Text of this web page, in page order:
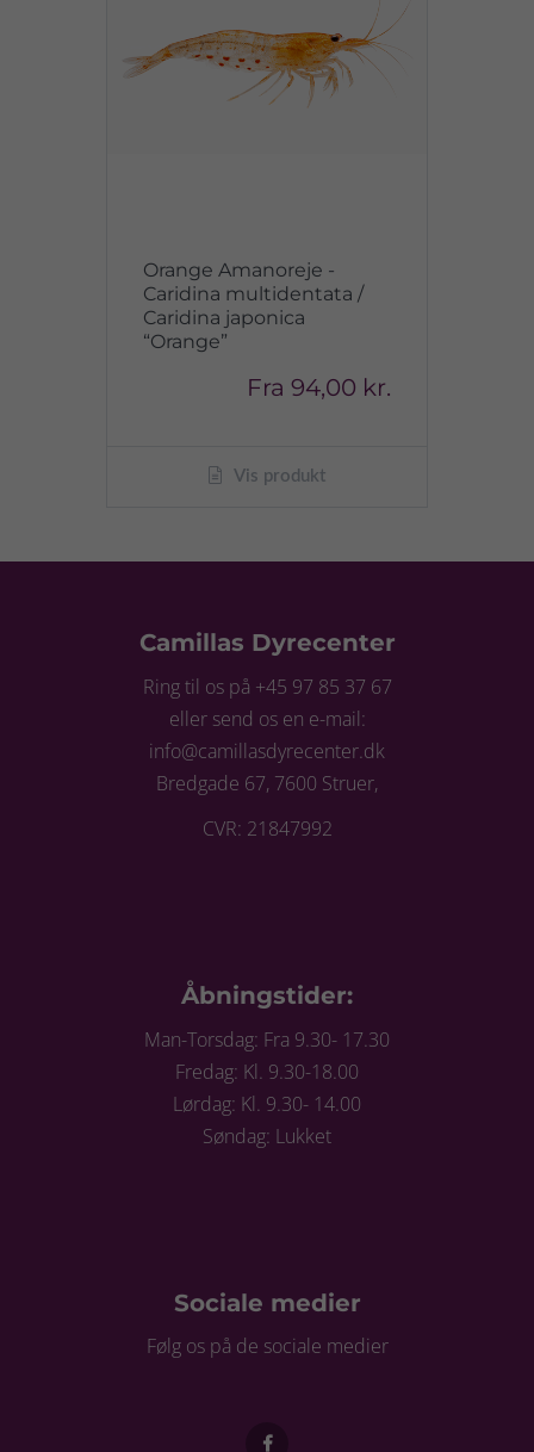
Orange Amanoreje -
Caridina multidentata /
Caridina japonica
“Orange”
Fra 94,00 kr.
Vis produkt
Camillas Dyrecenter
Ring til os på +45 97 85 37 67
eller send os en e-mail:
info@camillasdyrecenter.dk
Bredgade 67, 7600 Struer,
CVR: 21847992
Åbningstider:
Man-Torsdag: Fra 9.30- 17.30
Fredag: Kl. 9.30-18.00
Lørdag: Kl. 9.30- 14.00
Søndag: Lukket
Sociale medier
Følg os på de sociale medier